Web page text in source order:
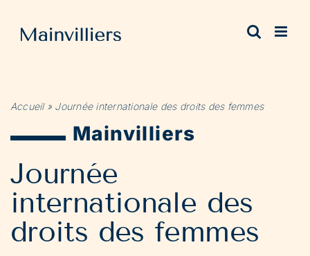
contenu
Accueil» Journée internationale des droits des femmes
Mainvilliers
Journée
internationale des
droits des femmes